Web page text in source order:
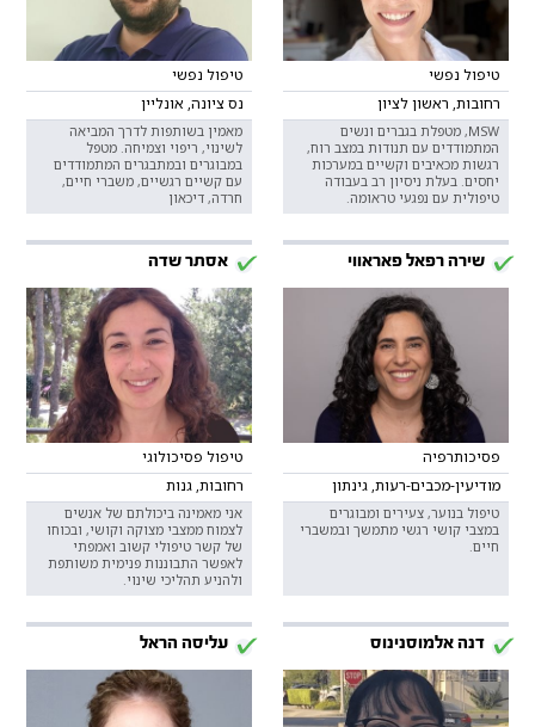
טיפול נפשי
רחובות, ראשון לציון
MSW, מטפלת בגברים ונשים
המתמודדים עם תנודות במצב רוח,
רגשות מכאיבים וקשיים במערכות
יחסים. בעלת ניסיון רב בעבודה
טיפולית עם נפגעי טראומה.
טיפול נפשי
נס ציונה, אונליין
מאמין בשותפות לדרך המביאה
לשינוי, ריפוי וצמיחה. מטפל
במבוגרים ובמתבגרים המתמודדים
עם קשיים רגשיים, משברי חיים,
חרדה, דיכאון
שירה רפאל פאראווי
פסיכותרפיה
מודיעין-מכבים-רעות, גינתון
טיפול בנוער, צעירים ומבוגרים
במצבי קושי רגשי מתמשך ובמשברי
חיים.
אסתר שדה
טיפול פסיכולוגי
רחובות, גנות
אני מאמינה ביכולתם של אנשים
לצמוח ממצבי מצוקה וקושי, ובכוחו
של קשר טיפולי קשוב ואמפתי
לאפשר התבוננות פנימית משותפת
ולהניע תהליכי שינוי.
דנה אלמוסנינוס עליסה הראל